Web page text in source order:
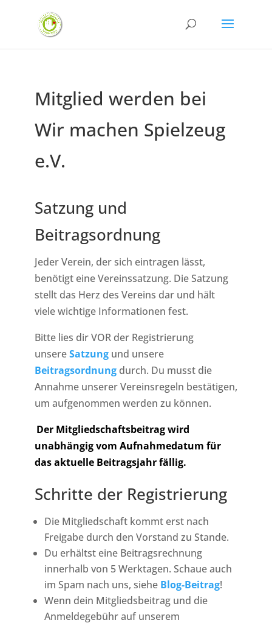
Mitglied werden bei
Wir machen Spielzeug
e.V.
Satzung und
Beitragsordnung
Jeder Verein, der sich eintragen lässt,
benötigt eine Vereinssatzung. Die Satzung
stellt das Herz des Vereins dar und hält
viele wichtige Informationen fest.
Bitte lies dir VOR der Registrierung
unsereSatzungund unsere
Beitragsordnungdurch. Du musst die
Annahme unserer Vereinsregeln bestätigen,
um aufgenommen werden zu können.
Der Mitgliedschaftsbeitrag wird
unabhängig vom Aufnahmedatum für
das aktuelle Beitragsjahr fällig.
Schritte der Registrierung
Die Mitgliedschaft kommt erst nach
Freigabe durch den Vorstand zu Stande.
Du erhältst eine Beitragsrechnung
innerhalb von 5 Werktagen. Schaue auch
im Spam nach uns, siehe Blog-Beitrag!
Wenn dein Mitgliedsbeitrag und die
Anmeldegebühr auf unserem